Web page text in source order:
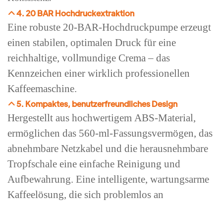
4. 20 BAR Hochdruckextraktion
Eine robuste 20-BAR-Hochdruckpumpe erzeugt
einen stabilen, optimalen Druck für eine
reichhaltige, vollmundige Crema – das
Kennzeichen einer wirklich professionellen
Kaffeemaschine.
5. Kompaktes, benutzerfreundliches Design
Hergestellt aus hochwertigem ABS-Material,
ermöglichen das 560-ml-Fassungsvermögen, das
abnehmbare Netzkabel und die herausnehmbare
Tropfschale eine einfache Reinigung und
Aufbewahrung. Eine intelligente, wartungsarme
Kaffeelösung, die sich problemlos an